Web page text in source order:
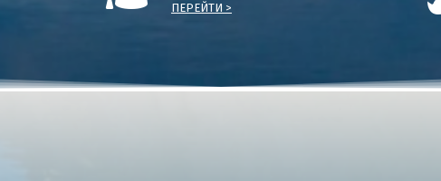
ПЕРЕЙТИ >